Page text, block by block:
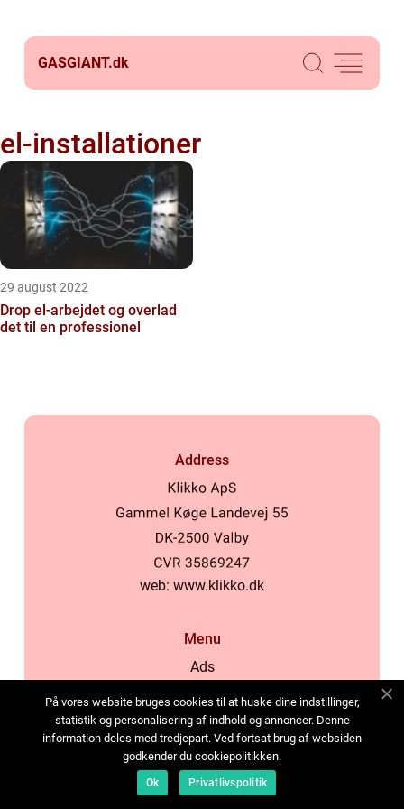
GASGIANT.dk
el-installationer
29 august 2022
Drop el-arbejdet og overlad
det til en professionel
Address
web: www.klikko.dk
Menu
Ads
Cookies
Contact
Sitemap
På vores website bruges cookies til at huske dine indstillinger,
statistik og personalisering af indhold og annoncer. Denne
information deles med tredjepart. Ved fortsat brug af websiden
godkender du cookiepolitikken.
Ok Privatlivspolitik